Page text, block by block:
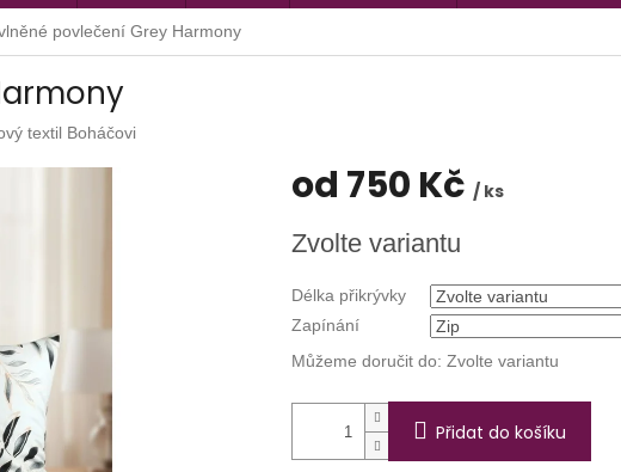
povlečení Grey Harmony
textil Boháčovi
od 750 Kč / ks
cena:
Zvolte variantu
Délka přikrývky
Zapínání
Můžeme doručit do: Zvolte variantu
Přidat do košíku